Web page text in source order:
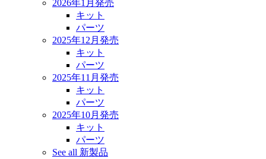
2026年1月発売
キット
パーツ
2025年12月発売
キット
パーツ
2025年11月発売
キット
パーツ
2025年10月発売
キット
パーツ
See all 新製品